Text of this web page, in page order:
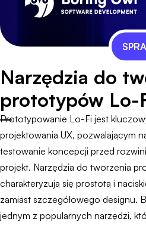
Narzędzia do
prototypów Lo-
Prototypowanie Lo-Fi jest
projektowania UX, pozwalającym
testowanie koncepcji przed
projekt. Narzędzia do tworzenia
charakteryzują się prostotą i
zamiast szczegółowego designu.
jednym z popularnych narzędzi,